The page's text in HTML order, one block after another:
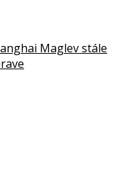
Maglev stále